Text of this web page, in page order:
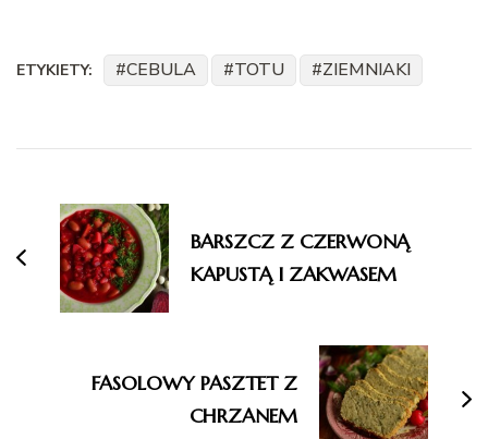
ETYKIETY: CEBULA TOTU ZIEMNIAKI
wpisu
BARSZCZ Z CZERWONĄ
KAPUSTĄ I ZAKWASEM
FASOLOWY PASZTET Z
CHRZANEM